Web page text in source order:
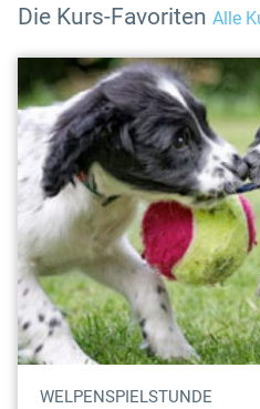
Die Kurs-Favoriten Alle
WELPENSPIELSTUNDE